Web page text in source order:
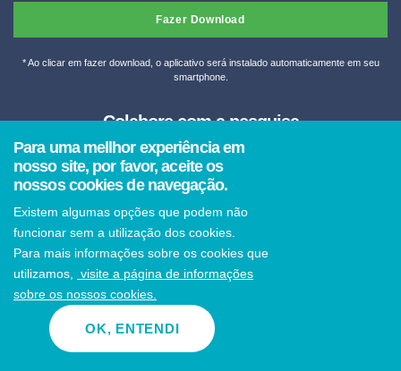
Fazer Download
* Ao clicar em fazer download, o aplicativo será instalado automaticamente em seu
smartphone.
Colabore com a pesquisa
Clique abaixo para enviar sua mensagem por vídeo, áudio
ou texto
Enviar mensagem por Whatsapp
© 2021 PARI-c Todos os direitos reservados
Para uma mellhor experiência em
nosso site, por favor, aceite os
nossos cookies de navegação.
Existem algumas opções que podem não
funcionar sem a utilização dos cookies.
Para mais informações sobre os cookies que
utilizamos,
visite a página de informações
sobre os nossos cookies.
OK, ENTENDI